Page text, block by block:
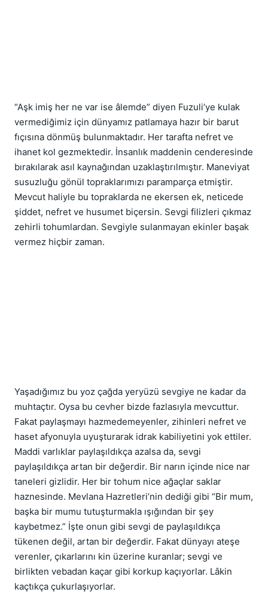
“Aşk imiş her ne var ise âlemde” diyen Fuzuli’ye kulak
vermediğimiz için dünyamız patlamaya hazır bir barut
fıçısına dönmüş bulunmaktadır. Her tarafta nefret ve
ihanet kol gezmektedir. İnsanlık maddenin cenderesinde
bırakılarak asıl kaynağından uzaklaştırılmıştır. Maneviyat
susuzluğu gönül topraklarımızı paramparça etmiştir.
Mevcut haliyle bu topraklarda ne ekersen ek, neticede
şiddet, nefret ve husumet biçersin. Sevgi filizleri çıkmaz
zehirli tohumlardan. Sevgiyle sulanmayan ekinler başak
vermez hiçbir zaman.
Yaşadığımız bu yoz çağda yeryüzü sevgiye ne kadar da
muhtaçtır. Oysa bu cevher bizde fazlasıyla mevcuttur.
Fakat paylaşmayı hazmedemeyenler, zihinleri nefret ve
haset afyonuyla uyuşturarak idrak kabiliyetini yok ettiler.
Maddi varlıklar paylaşıldıkça azalsa da, sevgi
paylaşıldıkça artan bir değerdir. Bir narın içinde nice nar
taneleri gizlidir. Her bir tohum nice ağaçlar saklar
haznesinde. Mevlana Hazretleri’nin dediği gibi “Bir mum,
başka bir mumu tutuşturmakla ışığından bir şey
kaybetmez.” İşte onun gibi sevgi de paylaşıldıkça
tükenen değil, artan bir değerdir. Fakat dünyayı ateşe
verenler, çıkarlarını kin üzerine kuranlar; sevgi ve
birlikten vebadan kaçar gibi korkup kaçıyorlar. Lâkin
kaçtıkça çukurlaşıyorlar.